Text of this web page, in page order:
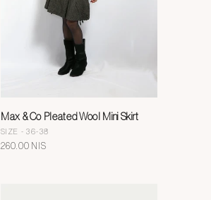
Max & Co Pleated Wool Mini Skirt
SIZE - 36-38
מחיר
260.00 NIS